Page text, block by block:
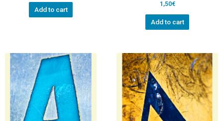
Add to cart
1,50€
Add to cart